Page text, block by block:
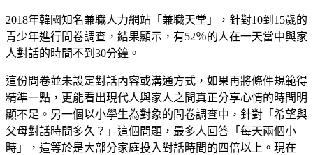
2018年韓國知名兼職人力網站「兼職天堂」，針對10到15歲的
青少年進行問卷調查，結果顯示，有52％的人在一天當中與家
人對話的時間不到30分鐘。
這份問卷並未設定對話內容或溝通方式，如果再將條件規範得
精準一點，更能看出現代人與家人之間真正分享心情的時間明
顯不足。另一個以小學生為對象的問卷調查中，針對「希望與
父母對話時間多久？」這個問題，最多人回答「每天兩個小
時」，這等於是大部分家庭投入對話時間的四倍以上。現在